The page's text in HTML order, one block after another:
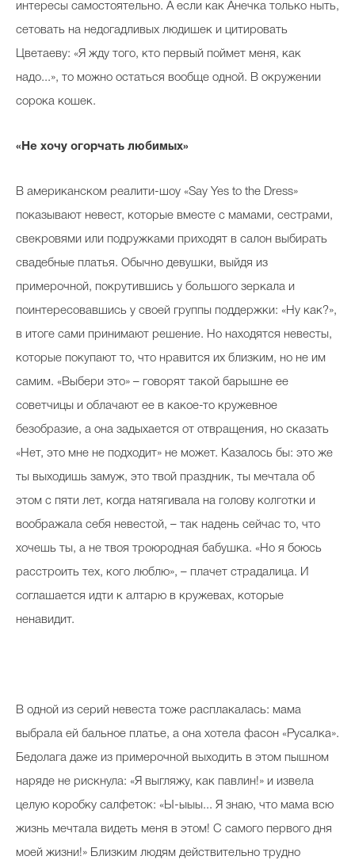
интересы самостоятельно. А если как Анечка только ныть,
сетовать на недогадливых людишек и цитировать
Цветаеву: «Я жду того, кто первый поймет меня, как
надо...», то можно остаться вообще одной. В окружении
сорока кошек.
«Не хочу огорчать любимых»
В американском реалити-шоу «Say Yes to the Dress»
показывают невест, которые вместе с мамами, сестрами,
свекровями или подружками приходят в салон выбирать
свадебные платья. Обычно девушки, выйдя из
примерочной, покрутившись у большого зеркала и
поинтересовавшись у своей группы поддержки: «Ну как?»,
в итоге сами принимают решение. Но находятся невесты,
которые покупают то, что нравится их близким, но не им
самим. «Выбери это» – говорят такой барышне ее
советчицы и облачают ее в какое-то кружевное
безобразие, а она задыхается от отвращения, но сказать
«Нет, это мне не подходит» не может. Казалось бы: это же
ты выходишь замуж, это твой праздник, ты мечтала об
этом с пяти лет, когда натягивала на голову колготки и
воображала себя невестой, – так надень сейчас то, что
хочешь ты, а не твоя троюродная бабушка. «Но я боюсь
расстроить тех, кого люблю», – плачет страдалица. И
соглашается идти к алтарю в кружевах, которые
ненавидит.
В одной из серий невеста тоже расплакалась: мама
выбрала ей бальное платье, а она хотела фасон «Русалка».
Бедолага даже из примерочной выходить в этом пышном
наряде не рискнула: «Я выгляжу, как павлин!» и извела
целую коробку салфеток: «Ы-ыыы... Я знаю, что мама всю
жизнь мечтала видеть меня в этом! С самого первого дня
моей жизни!» Близким людям действительно трудно